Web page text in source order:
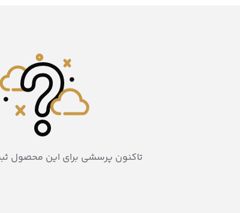
تاکنون پرسشی برای این محصول